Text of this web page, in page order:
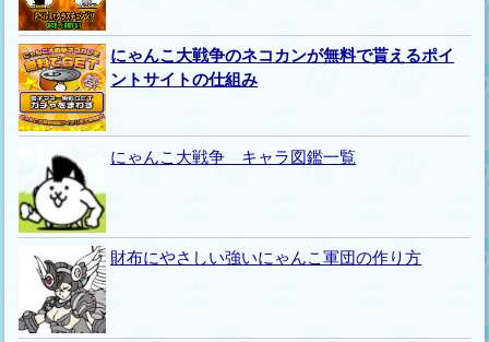
にゃんこ大戦争のネコカンが無料で貰えるポイ
ントサイトの仕組み
にゃんこ大戦争 キャラ図鑑一覧
財布にやさしい強いにゃんこ軍団の作り方